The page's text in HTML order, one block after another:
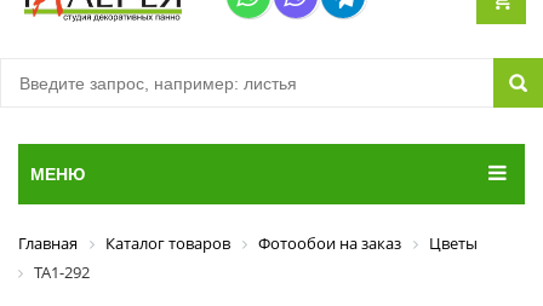
МЕНЮ
Главная Каталог товаров Фотообои на заказ
Цветы
ТА1-292